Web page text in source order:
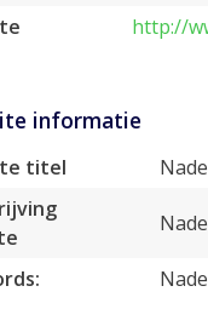
http://
informatie
titel